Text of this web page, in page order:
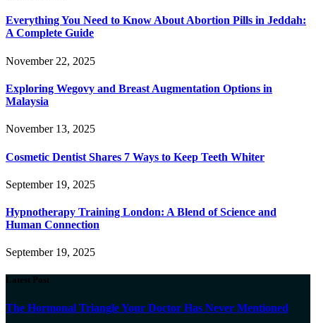
Everything You Need to Know About Abortion Pills in Jeddah:
A Complete Guide
November 22, 2025
Exploring Wegovy and Breast Augmentation Options in
Malaysia
November 13, 2025
Cosmetic Dentist Shares 7 Ways to Keep Teeth Whiter
September 19, 2025
Hypnotherapy Training London: A Blend of Science and
Human Connection
September 19, 2025
Latest Post
The Hormonal Triangle Your Doctor Has Never Mentioned